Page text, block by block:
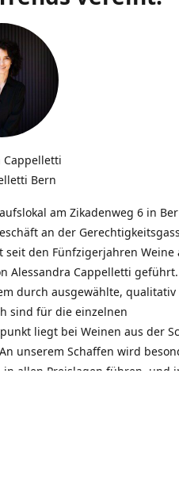
Cappelletti
Bern
am Zikadenweg 6 in
an der
den Fünfzigerjahren Weine
Alessandra Cappelletti
durch ausgewählte, qualitativ
sind für die einzelnen
liegt bei Weinen aus der
unserem Schaffen wird
in allen Preislagen führen, und